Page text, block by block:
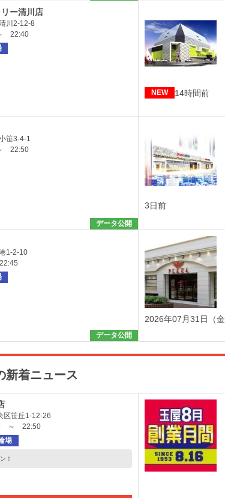
ー清川店
川2-12-8
22:40
NEW 14時間前
笹3-4-1
22:50
データ公開
3日前
1-2-10
データ公開
2026年07月31日（金
新着ニュース
区笹丘1-12-26
～ 22:50
場
！